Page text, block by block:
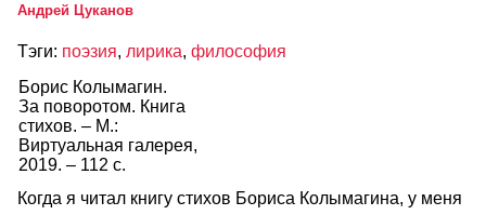
Андрей Цуканов
Тэги: поэзия, лирика, философия
Борис Колымагин.
За поворотом. Книга
стихов. – М.:
Виртуальная галерея,
2019. – 112 с.
Когда я читал книгу стихов Бориса Колымагина, у меня